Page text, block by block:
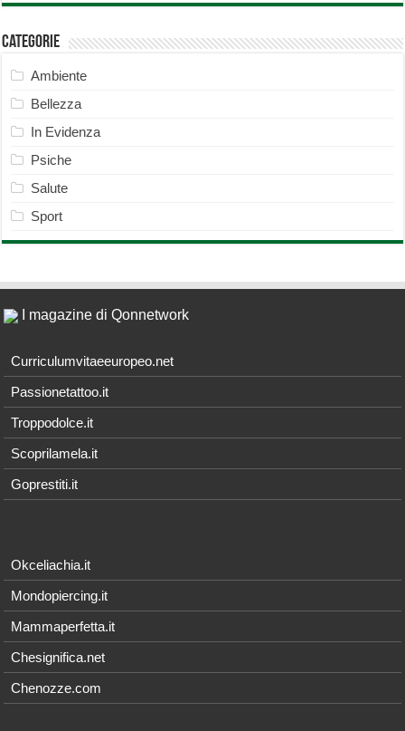
Categorie
Ambiente
Bellezza
In Evidenza
Psiche
Salute
Sport
I magazine di Qonnetwork
Curriculumvitaeeuropeo.net
Passionetattoo.it
Troppodolce.it
Scoprilamela.it
Goprestiti.it
Okceliachia.it
Mondopiercing.it
Mammaperfetta.it
Chesignifica.net
Chenozze.com